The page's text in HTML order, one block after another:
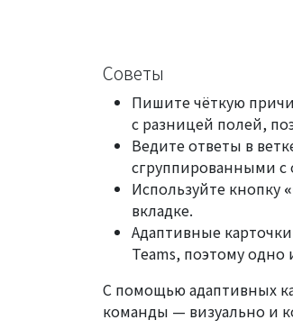
Советы
Пишите чёткую
с разницей полей,
Ведите ответы в
сгруппированными с
Используйте кнопку
вкладке.
Адаптивные
Teams, поэтому одно
С помощью адаптивных
команды — визуально и